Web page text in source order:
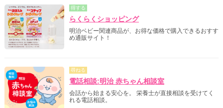
得する
らくらくショッピング
明治ベビー関連商品が、お得な価格で購入できるおすす
め通販サイト！
尋ねる
電話相談:明治 赤ちゃん相談室
会話から始まる安心を。 栄養士が直接相談を受けてく
れる電話相談。